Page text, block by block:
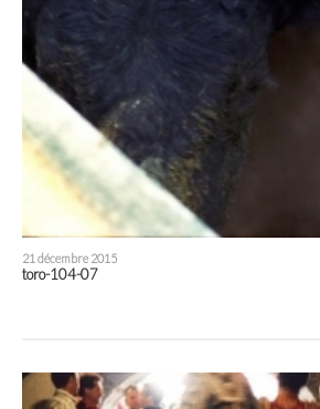
21 décembre 2015
toro-104-07